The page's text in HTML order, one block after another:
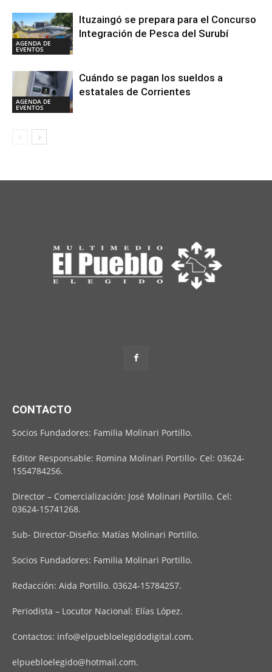
AGENDA DE
EVENTOS
Ituzaingó se prepara para el Concurso
Integración de Pesca del Surubí
AGENDA DE
EVENTOS
Cuándo se pagan los sueldos a
estatales de Corrientes
CONTACTO
Socios Fundadores: Familia Molinari Portillo.
Editor Responsable: Romina Molinari Portillo- Cel: 03624-
1554784256.
Director – Comercialización: José Molinari Portillo. Cel:
03624-15741268.
Sub- Director-Diseño: Matías Molinari Portillo.
Socios Fundadores: Familia Molinari Portillo.
Redacción: Aida Portillo. 03624-15784257.
Periodista – Locutor Nacional: Elías López.
Contactos: info@elpuebloelegidodigital.com.
elpuebloelegido@hotmail.com.